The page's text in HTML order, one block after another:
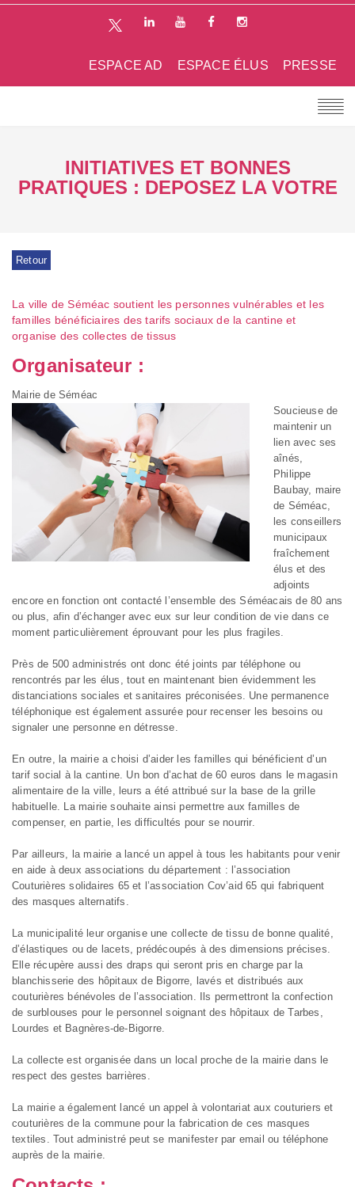
PRESSE
ESPACE ÉLUS
ESPACE AD
INITIATIVES ET BONNES
PRATIQUES : DEPOSEZ LA VOTRE
Retour
La ville de Séméac soutient les personnes vulnérables et les
familles bénéficiaires des tarifs sociaux de la cantine et
organise des collectes de tissus
Organisateur :
Mairie de Séméac
Soucieuse de
maintenir un
lien avec ses
aînés,
Philippe
Baubay, maire
de Séméac,
les conseillers
municipaux
fraîchement
élus et des
adjoints
encore en fonction ont contacté l’ensemble des Séméacais de 80 ans
ou plus, afin d’échanger avec eux sur leur condition de vie dans ce
moment particulièrement éprouvant pour les plus fragiles.
Près de 500 administrés ont donc été joints par téléphone ou
rencontrés par les élus, tout en maintenant bien évidemment les
distanciations sociales et sanitaires préconisées. Une permanence
téléphonique est également assurée pour recenser les besoins ou
signaler une personne en détresse.
En outre, la mairie a choisi d’aider les familles qui bénéficient d’un
tarif social à la cantine. Un bon d’achat de 60 euros dans le magasin
alimentaire de la ville, leurs a été attribué sur la base de la grille
habituelle. La mairie souhaite ainsi permettre aux familles de
compenser, en partie, les difficultés pour se nourrir.
Par ailleurs, la mairie a lancé un appel à tous les habitants pour venir
en aide à deux associations du département : l’association
Couturières solidaires 65 et l’association Cov’aid 65 qui fabriquent
des masques alternatifs.
La municipalité leur organise une collecte de tissu de bonne qualité,
d’élastiques ou de lacets, prédécoupés à des dimensions précises.
Elle récupère aussi des draps qui seront pris en charge par la
blanchisserie des hôpitaux de Bigorre, lavés et distribués aux
couturières bénévoles de l’association. Ils permettront la confection
de surblouses pour le personnel soignant des hôpitaux de Tarbes,
Lourdes et Bagnères-de-Bigorre.
La collecte est organisée dans un local proche de la mairie dans le
respect des gestes barrières.
La mairie a également lancé un appel à volontariat aux couturiers et
couturières de la commune pour la fabrication de ces masques
textiles. Tout administré peut se manifester par email ou téléphone
auprès de la mairie.